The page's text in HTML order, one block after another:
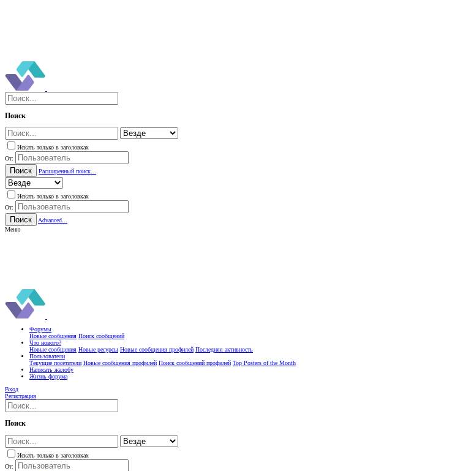
Поиск
Искать только в заголовках
От:
Поиск Расширенный поиск...
Искать только в заголовках
От:
Поиск
Advanced...
Меню
Форумы
Новые сообщения Поиск сообщений
Что нового?
Новые сообщения Новые ресурсы Новые сообщения профилей Последняя активность
Пользователи
Текущие посетители Новые сообщения профилей Поиск сообщений профилей Top Posters of the Month
Написать жалобу
Жизнь форума
Вход
Регистрация
Поиск
Искать только в заголовках
От: